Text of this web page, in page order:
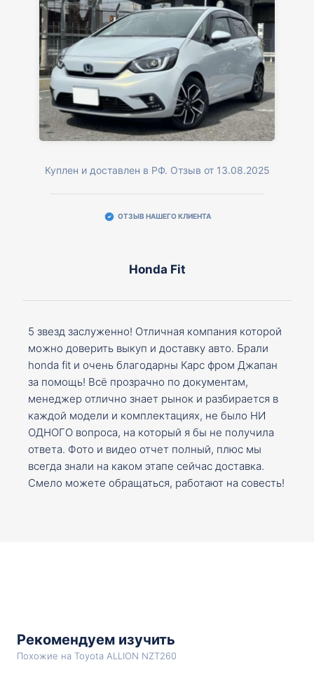
Куплен и доставлен в РФ. Отзыв от 13.08.2025
ОТЗЫВ НАШЕГО КЛИЕНТА
Honda Fit
5 звезд заслуженно! Отличная компания которой
можно доверить выкуп и доставку авто. Брали
honda fit и очень благодарны Карс фром Джапан
за помощь! Всё прозрачно по документам,
менеджер отлично знает рынок и разбирается в
каждой модели и комплектациях, не было НИ
ОДНОГО вопроса, на который я бы не получила
ответа. Фото и видео отчет полный, плюс мы
всегда знали на каком этапе сейчас доставка.
Смело можете обращаться, работают на совесть!
Рекомендуем изучить
Похожие на Toyota ALLION NZT260